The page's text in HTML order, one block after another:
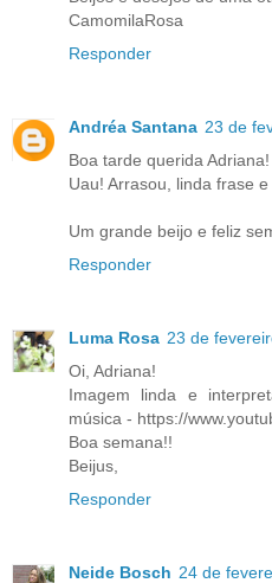
CamomilaRosa
Responder
Andréa Santana 23 de
Boa tarde querida Adriana!
Uau! Arrasou, linda frase
Um grande beijo e feliz
Responder
Luma Rosa 23 de
Oi, Adriana!
Imagem linda e
música - https://
Boa semana!!
Beijus,
Responder
Neide Bosch 24 de